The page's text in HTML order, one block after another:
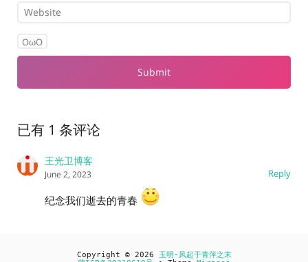
OωO
已有 1 条评论
王光卫博客
Reply
June 2, 2023
纪念我们逝去的青春
Copyright © 2026
玉明-风起于青萍之末